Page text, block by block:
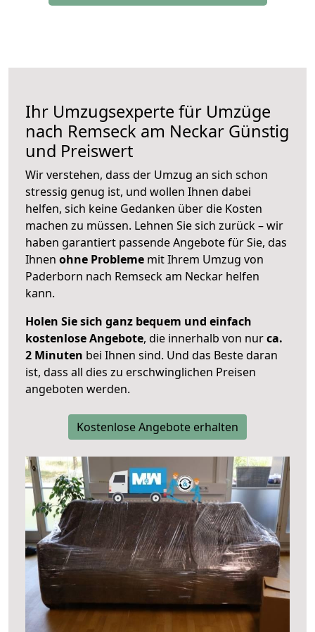
Ihr Umzugsexperte für Umzüge
nach Remseck am Neckar Günstig
und Preiswert
Wir verstehen, dass der Umzug an sich schon
stressig genug ist, und wollen Ihnen dabei
helfen, sich keine Gedanken über die Kosten
machen zu müssen. Lehnen Sie sich zurück – wir
haben garantiert passende Angebote für Sie, das
Ihnen ohne Probleme mit Ihrem Umzug von
Paderborn nach Remseck am Neckar helfen
kann.
Holen Sie sich ganz bequem und einfach
kostenlose Angebote, die innerhalb von nurca.
2 Minuten bei Ihnen sind. Und das Beste daran
ist, dass all dies zu erschwinglichen Preisen
angeboten werden.
Kostenlose Angebote erhalten